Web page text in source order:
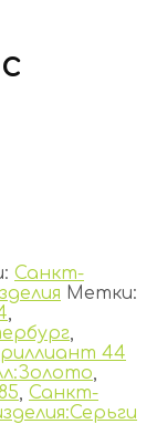
Санкт-
Метки:
,
,
44
,
, Санкт-